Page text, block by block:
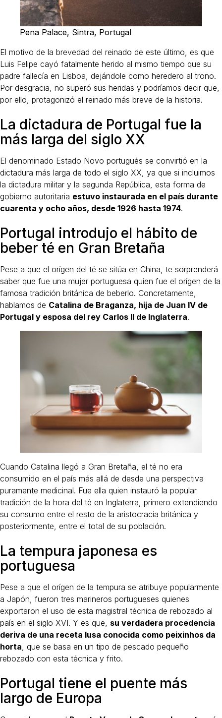
Pena Palace, Sintra, Portugal
El motivo de la brevedad del reinado de este último, es que
Luis Felipe cayó fatalmente herido al mismo tiempo que su
padre fallecía en Lisboa, dejándole como heredero al trono.
Por desgracia, no superó sus heridas y podríamos decir que,
por ello, protagonizó el reinado más breve de la historia.
La dictadura de Portugal fue la
más larga del siglo XX
El denominado Estado Novo portugués se convirtió en la
dictadura más larga de todo el siglo XX, ya que si incluimos
la dictadura militar y la segunda República, esta forma de
gobierno autoritaria estuvo instaurada en el país durante
cuarenta y ocho años, desde 1926 hasta 1974.
Portugal introdujo el hábito de
beber té en Gran Bretaña
Pese a que el orígen del té se sitúa en China, te sorprenderá
saber que fue una mujer portuguesa quien fue el orígen de la
famosa tradición británica de beberlo. Concretamente,
hablamos de Catalina de Braganza, hija de Juan IV de
Portugal y esposa del rey Carlos II de Inglaterra.
Cuando Catalina llegó a Gran Bretaña, el té no era
consumido en el país más allá de desde una perspectiva
puramente medicinal. Fue ella quien instauró la popular
tradición de la hora del té en Inglaterra, primero extendiendo
su consumo entre el resto de la aristocracia británica y
posteriormente, entre el total de su población.
La tempura japonesa es
portuguesa
Pese a que el orígen de la tempura se atribuye popularmente
a Japón, fueron tres marineros portugueses quienes
exportaron el uso de esta magistral técnica de rebozado al
país en el siglo XVI. Y es que, su verdadera procedencia
deriva de una receta lusa conocida como peixinhos da
horta, que se basa en un tipo de pescado pequeño
rebozado con esta técnica y frito.
Portugal tiene el puente más
largo de Europa